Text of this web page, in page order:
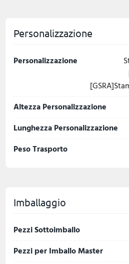
Personalizzazione
Personalizzazione
Altezza Personalizzazione
Lunghezza Personalizzazione
Peso Trasporto
Imballaggio
Pezzi Sottoimballo
Pezzi per Imballo Master